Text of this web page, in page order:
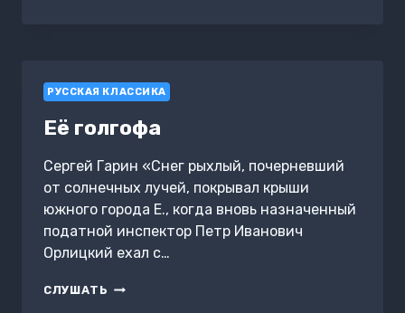
РУССКАЯ КЛАССИКА
Её голгофа
Сергей Гарин «Снег рыхлый, почерневший
от солнечных лучей, покрывал крыши
южного города Е., когда вновь назначенный
податной инспектор Петр Иванович
Орлицкий ехал с…
СЛУШАТЬ ЕЁ